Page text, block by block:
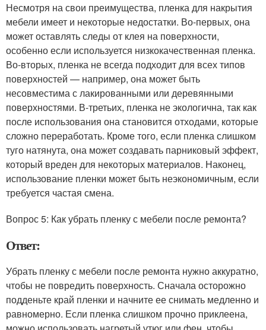
Несмотря на свои преимущества, пленка для накрытия
мебели имеет и некоторые недостатки. Во-первых, она
может оставлять следы от клея на поверхности,
особенно если используется низкокачественная пленка.
Во-вторых, пленка не всегда подходит для всех типов
поверхностей — например, она может быть
несовместима с лакированными или деревянными
поверхностями. В-третьих, пленка не экологична, так как
после использования она становится отходами, которые
сложно переработать. Кроме того, если пленка слишком
туго натянута, она может создавать парниковый эффект,
который вреден для некоторых материалов. Наконец,
использование пленки может быть неэкономичным, если
требуется частая смена.
Вопрос 5: Как убрать пленку с мебели после ремонта?
Ответ:
Убрать пленку с мебели после ремонта нужно аккуратно,
чтобы не повредить поверхность. Сначала осторожно
подденьте край пленки и начните ее снимать медленно и
равномерно. Если пленка слишком прочно приклеена,